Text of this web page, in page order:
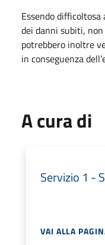
Essendo
dei danni subiti,
potrebbero inoltre
in conseguenza
A cura di
Servizio 1 -
VAI ALLA